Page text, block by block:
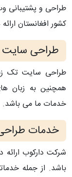
طراحی و پشتیبانی
کشور افغانستان
طراحی سایت
طراحی سایت تک
همچنین به زبان
خدمات ما می باشد.
خدمات
شرکت دارکوب
باشد. از جمله